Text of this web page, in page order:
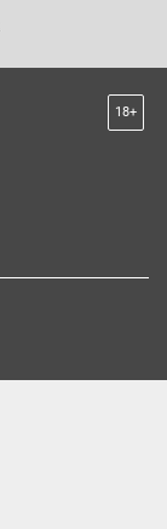
18+